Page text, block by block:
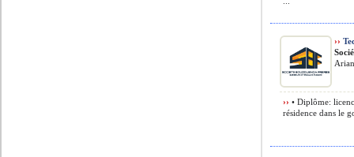
››
›› • Diplôme:
résidence dans le